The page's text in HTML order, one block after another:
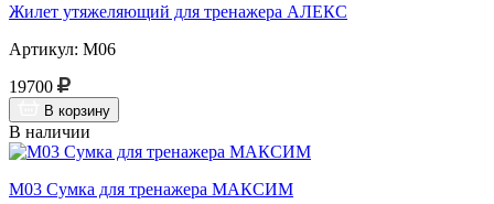
Жилет утяжеляющий для тренажера АЛЕКС
Артикул: М06
19700
В корзину
В наличии
М03 Сумка для тренажера МАКСИМ